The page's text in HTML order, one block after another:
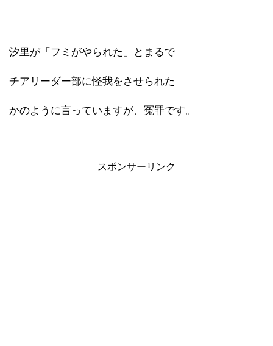
汐里が「フミがやられた」とまるで
チアリーダー部に怪我をさせられた
かのように言っていますが、冤罪です。
スポンサーリンク